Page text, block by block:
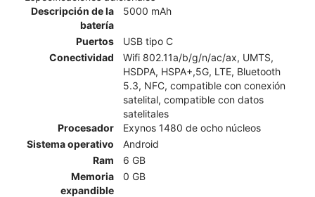
Descripción de la
batería
5000 mAh
Puertos
USB tipo C
Conectividad
Wifi 802.11a/b/g/n/ac/ax, UMTS,
HSDPA, HSPA+,5G, LTE, Bluetooth
5.3, NFC, compatible con conexión
satelital, compatible con datos
satelitales
Procesador
Exynos 1480 de ocho núcleos
Sistema operativo
Android
Ram
6 GB
Memoria
expandible
0 GB